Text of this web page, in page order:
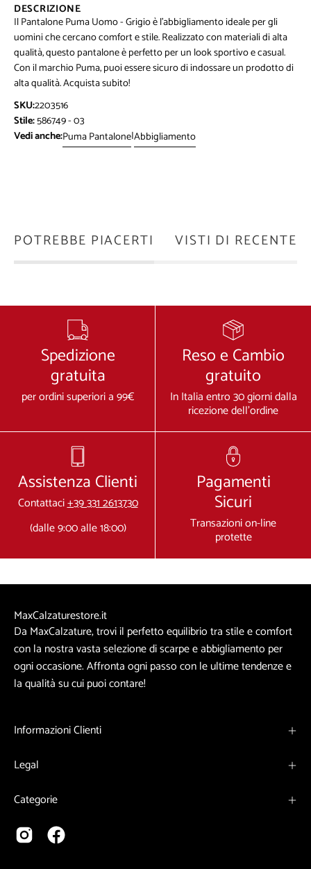
DESCRIZIONE
Il Pantalone Puma Uomo - Grigio è l'abbigliamento ideale per gli
uomini che cercano comfort e stile. Realizzato con materiali di alta
qualità, questo pantalone è perfetto per un look sportivo e casual.
Con il marchio Puma, puoi essere sicuro di indossare un prodotto di
alta qualità. Acquista subito!
SKU:2203516
Stile:586749 - 03
Vedi anche:Puma Pantalone|Abbigliamento
POTREBBE PIACERTI VISTI DI RECENTE
Spedizione
gratuita
per ordini superiori a 99€
Reso e Cambio
gratuito
In Italia entro 30 giorni dalla
ricezione dell'ordine
Assistenza Clienti
Contattaci+39 331 2613730
(dalle 9:00 alle 18:00)
Pagamenti
Sicuri
Transazioni on-line
protette
MaxCalzaturestore.it
Da MaxCalzature, trovi il perfetto equilibrio tra stile e comfort
con la nostra vasta selezione di scarpe e abbigliamento per
ogni occasione. Affronta ogni passo con le ultime tendenze e
la qualità su cui puoi contare!
Informazioni Clienti
Legal
Categorie